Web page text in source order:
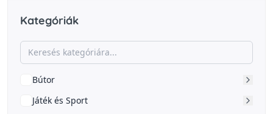
Kategóriák
Bútor
Játék és Sport